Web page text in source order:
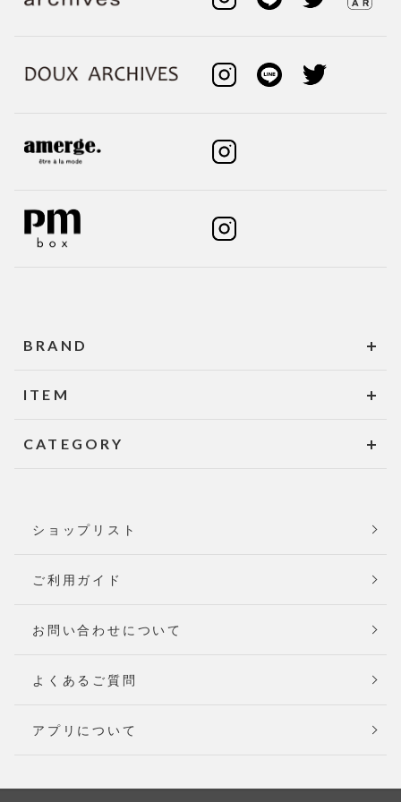
BRAND
ITEM
CATEGORY
ショップリスト
ご利用ガイド
お問い合わせについて
よくあるご質問
アプリについて